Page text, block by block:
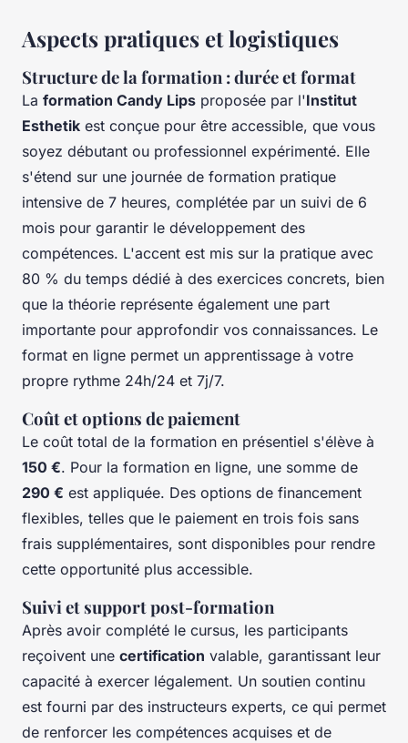
Aspects pratiques et logistiques
Structure de la formation : durée et format
La formation Candy Lips proposée par l'Institut
Esthetik est conçue pour être accessible, que vous
soyez débutant ou professionnel expérimenté. Elle
s'étend sur une journée de formation pratique
intensive de 7 heures, complétée par un suivi de 6
mois pour garantir le développement des
compétences. L'accent est mis sur la pratique avec
80 % du temps dédié à des exercices concrets, bien
que la théorie représente également une part
importante pour approfondir vos connaissances. Le
format en ligne permet un apprentissage à votre
propre rythme 24h/24 et 7j/7.
Coût et options de paiement
Le coût total de la formation en présentiel s'élève à
150 €. Pour la formation en ligne, une somme de
290 € est appliquée. Des options de financement
flexibles, telles que le paiement en trois fois sans
frais supplémentaires, sont disponibles pour rendre
cette opportunité plus accessible.
Suivi et support post-formation
Après avoir complété le cursus, les participants
reçoivent une certification valable, garantissant leur
capacité à exercer légalement. Un soutien continu
est fourni par des instructeurs experts, ce qui permet
de renforcer les compétences acquises et de